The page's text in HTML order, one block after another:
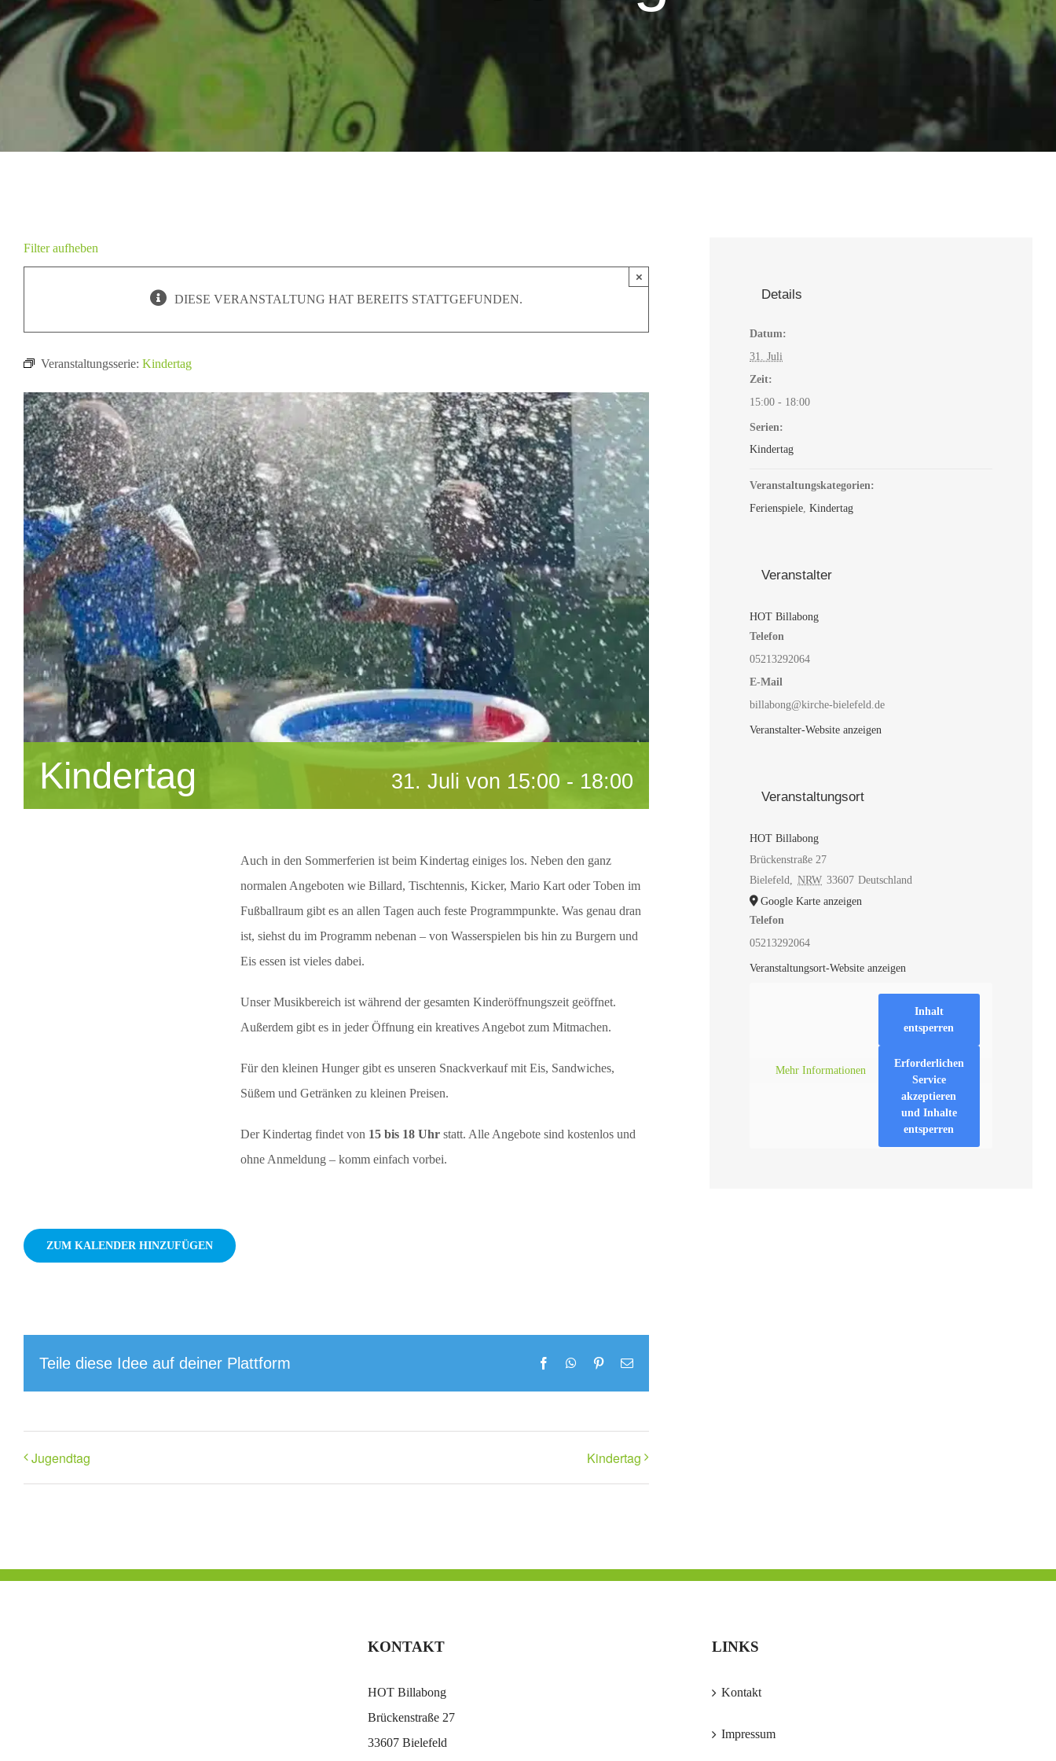
Filter aufheben
DIESE VERANSTALTUNG HAT BEREITS STATTGEFUNDEN.
×
Veranstaltungsserie: Kindertag
Kindertag 31. Juli von 15:00 - 18:00
Auch in den Sommerferien ist beim Kindertag einiges los. Neben den ganz
normalen Angeboten wie Billard, Tischtennis, Kicker, Mario Kart oder Toben im
Fußballraum gibt es an allen Tagen auch feste Programmpunkte. Was genau dran
ist, siehst du im Programm nebenan – von Wasserspielen bis hin zu Burgern und
Eis essen ist vieles dabei.
Unser Musikbereich ist während der gesamten Kinderöffnungszeit geöffnet.
Außerdem gibt es in jeder Öffnung ein kreatives Angebot zum Mitmachen.
Für den kleinen Hunger gibt es unseren Snackverkauf mit Eis, Sandwiches,
Süßem und Getränken zu kleinen Preisen.
Der Kindertag findet von 15 bis 18 Uhrstatt. Alle Angebote sind kostenlos und
ohne Anmeldung – komm einfach vorbei.
ZUM KALENDER HINZUFÜGEN
Teile diese Idee auf deiner Plattform FacebookWhatsApp
Pinterest
E-
Jugendtag Kindertag
Details
Datum:
31. Juli
Zeit:
15:00 - 18:00
Serien:
Kindertag
Veranstaltungskategorien:
Ferienspiele ,Kindertag
Veranstalter
HOT Billabong
Telefon
05213292064
E-Mail
billabong@kirche-bielefeld.de
Veranstalter-Website anzeigen
Veranstaltungsort
HOT Billabong
Brückenstraße 27
Bielefeld
NRW 33607 Deutschland
Google Karte anzeigen
Telefon
05213292064
Veranstaltungsort-Website anzeigen
Mehr Informationen
Inhalt
entsperren
Erforderlichen
Service
akzeptieren
und Inhalte
entsperren
KONTAKT
HOT Billabong
Brückenstraße 27
33607 Bielefeld
LINKS
Kontakt
Impressum